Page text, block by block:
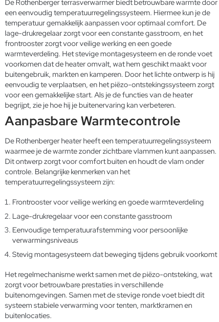
De Rothenberger terrasverwarmer biedt betrouwbare warmte door
een eenvoudig temperatuurregelingssysteem. Hiermee kun je de
temperatuur gemakkelijk aanpassen voor optimaal comfort. De
lage-drukregelaar zorgt voor een constante gasstroom, en het
frontrooster zorgt voor veilige werking en een goede
warmteverdeling. Het stevige montagesysteem en de ronde voet
voorkomen dat de heater omvalt, wat hem geschikt maakt voor
buitengebruik, markten en kamperen. Door het lichte ontwerp is hij
eenvoudig te verplaatsen, en het piëzo-ontstekingssysteem zorgt
voor een gemakkelijke start. Als je de functies van de heater
begrijpt, zie je hoe hij je buitenervaring kan verbeteren.
Aanpasbare Warmtecontrole
De Rothenberger heater heeft een temperatuurregelingssysteem
waarmee je de warmte zonder zichtbare vlammen kunt aanpassen.
Dit ontwerp zorgt voor comfort buiten en houdt de vlam onder
controle. Belangrijke kenmerken van het
temperatuurregelingssysteem zijn:
Frontrooster voor veilige werking en goede warmteverdeling
Lage-drukregelaar voor een constante gasstroom
Eenvoudige temperatuurafstemming voor persoonlijke
verwarmingsniveaus
Stevig montagesysteem dat beweging tijdens gebruik voorkomt
Het regelmechanisme werkt samen met de piëzo-ontsteking, wat
zorgt voor betrouwbare prestaties in verschillende
buitenomgevingen. Samen met de stevige ronde voet biedt dit
systeem stabiele verwarming voor tenten, marktkramen en
buitenlocaties.